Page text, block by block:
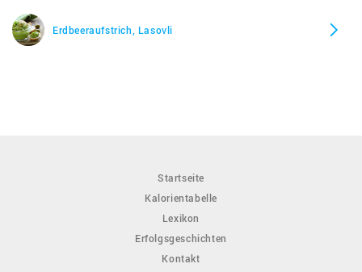
Erdbeeraufstrich, Lasovli
Startseite
Kalorientabelle
Lexikon
Erfolgsgeschichten
Kontakt